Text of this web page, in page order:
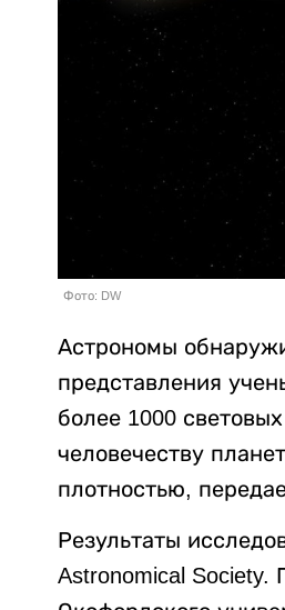
Фото: DW
Астрономы
представления
более 1000
человечеству
плотностью,
Результаты
Astronomical